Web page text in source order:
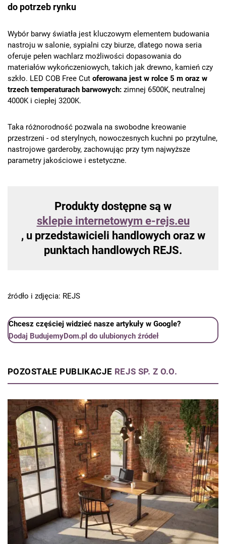
do potrzeb rynku
Wybór barwy światła jest kluczowym elementem budowania
nastroju w salonie, sypialni czy biurze, dlatego nowa seria
oferuje pełen wachlarz możliwości dopasowania do
materiałów wykończeniowych, takich jak drewno, kamień czy
szkło. LED COB Free Cut oferowana jest w rolce 5 m oraz w
trzech temperaturach barwowych: zimnej 6500K, neutralnej
4000K i ciepłej 3200K.
Taka różnorodność pozwala na swobodne kreowanie
przestrzeni - od sterylnych, nowoczesnych kuchni po przytulne,
nastrojowe garderoby, zachowując przy tym najwyższe
parametry jakościowe i estetyczne.
Produkty dostępne są w
sklepie internetowym e-rejs.eu
, u przedstawicieli handlowych oraz w
punktach handlowych REJS.
źródło i zdjęcia: REJS
Chcesz częściej widzieć nasze artykuły w Google?
Dodaj BudujemyDom.pl do ulubionych źródeł
POZOSTAŁE PUBLIKACJE REJS SP. Z O.O.